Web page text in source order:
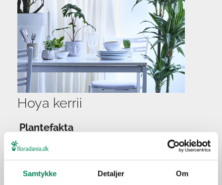
Samtykke Detaljer Om
Hoya kerrii
Plantefakta
Navn
kerrii
Populærnavn